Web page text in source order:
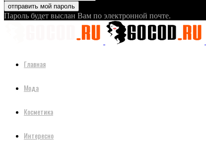
Пароль будет выслан Вам по электронной почте.
Главная
Мода
Косметика
Интересно